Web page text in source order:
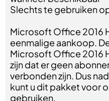
Slechts te gebruiken
Microsoft Office 2016
eenmalige aankoop.
Microsoft Office 2016
zijn dat er geen
verbonden zijn. Dus
kunt u dit pakket voor
gebruiken.